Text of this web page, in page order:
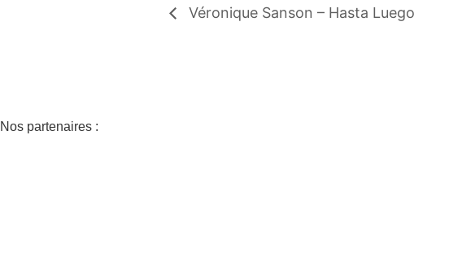
Véronique Sanson – Hasta Luego
Nos partenaires :